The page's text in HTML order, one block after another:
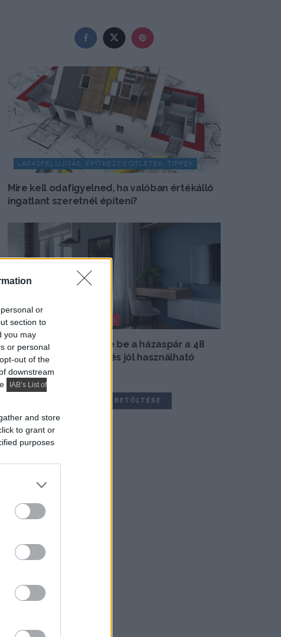
or
section to
you may
or personal
out of the
downstream
IAB’s List of
and store
to grant or
purposes
LAKÁSFELÚJÍTÁS, ÉPÍTKEZÉS ÖTLETEK, TIPPEK
Mire kell odafigyelned, ha valóban értékálló
ingatlant szeretnél építeni?
MODERN LAKBERENDEZÉS
Hosszú távra rendezte be a házaspár a 48
m²-es lakást: időtálló és jól használható
élettér
TOVÁBBIAK BETÖLTÉSE